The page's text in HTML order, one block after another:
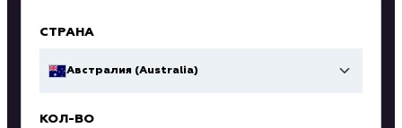
СТРАНА
Австралия (Australia)
КОЛ-ВО